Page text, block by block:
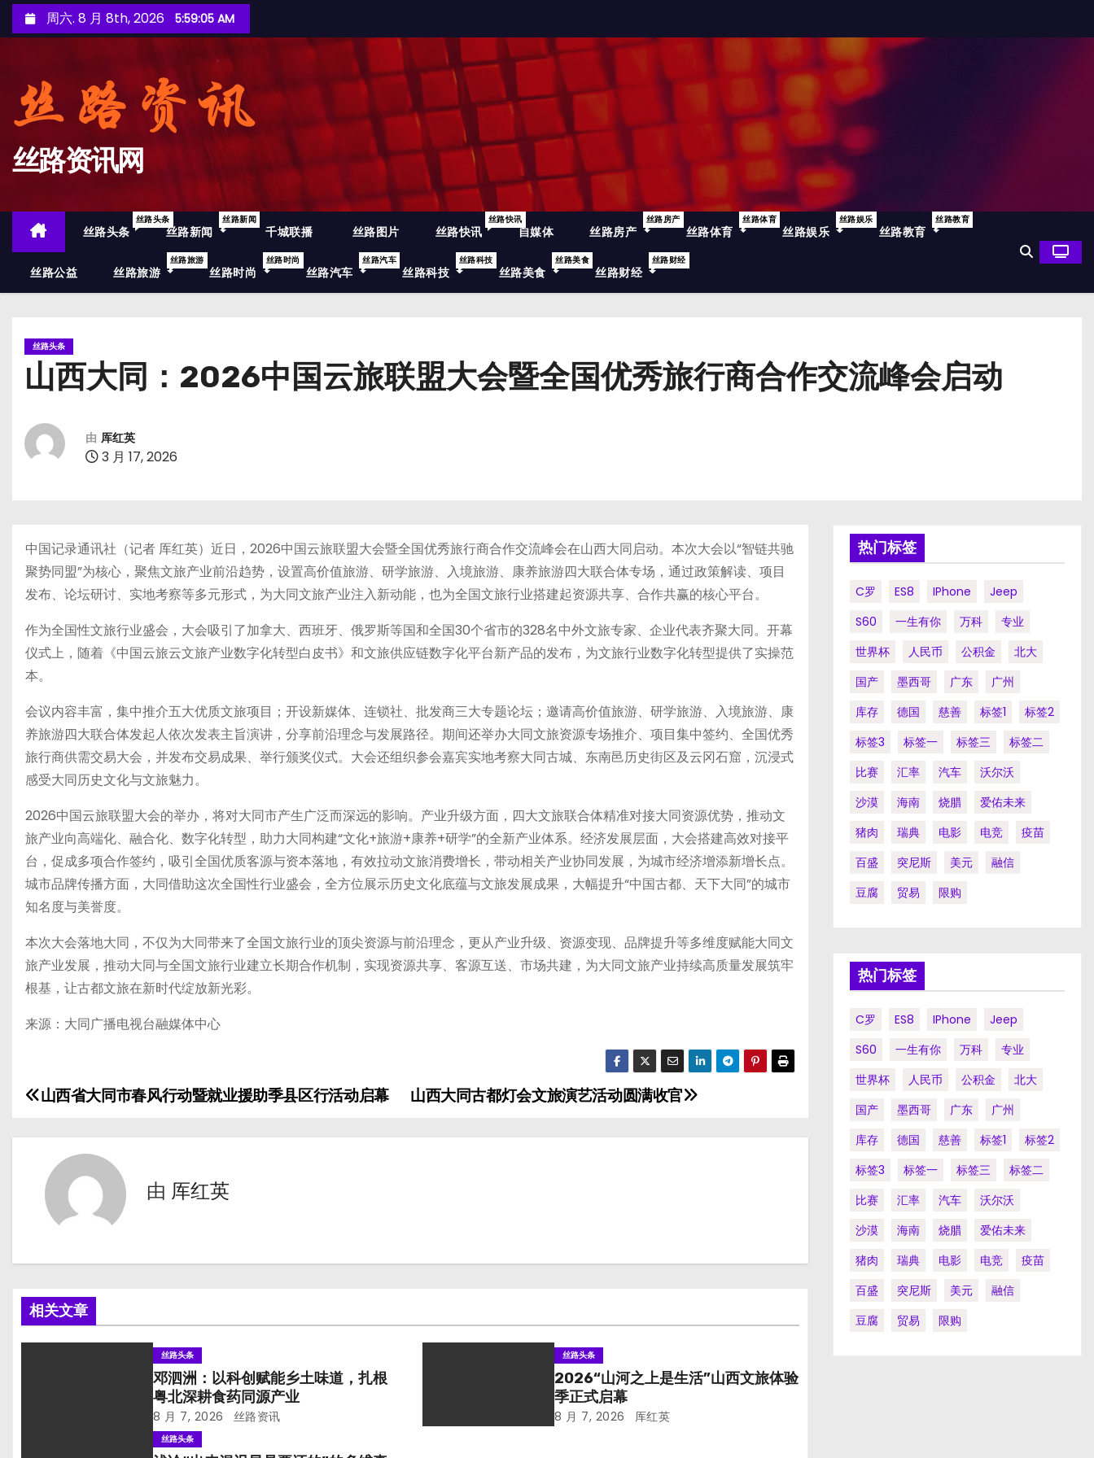
至
周六. 8 月 8th, 2026 5:59:06 AM
丝路资讯网
丝路头条
丝路头条
丝路新闻
丝路新闻
千城联播 丝路图片 丝路快讯
丝路快讯
自媒体 丝路房产
丝路房产
丝路体育
丝路体育
丝路娱乐
丝路娱乐
丝路教育
丝路教育
丝路公益 丝路旅游
丝路旅游
丝路时尚
丝路时尚
丝路汽车
丝路汽车
丝路科技
丝路科技
丝路美食
丝路美食
丝路财经
丝路财经
丝路头条
山西大同：2026中国云旅联盟大会暨全国优秀旅行商合作交流峰会启动
由 厍红英
3 月 17, 2026
中国记录通讯社（记者 厍红英）近日，2026中国云旅联盟大会暨全国优秀旅行商合作交流峰会在山西大同启动。本次大会以“智链共驰
聚势同盟”为核心，聚焦文旅产业前沿趋势，设置高价值旅游、研学旅游、入境旅游、康养旅游四大联合体专场，通过政策解读、项目
发布、论坛研讨、实地考察等多元形式，为大同文旅产业注入新动能，也为全国文旅行业搭建起资源共享、合作共赢的核心平台。
作为全国性文旅行业盛会，大会吸引了加拿大、西班牙、俄罗斯等国和全国30个省市的328名中外文旅专家、企业代表齐聚大同。开幕
仪式上，随着《中国云旅云文旅产业数字化转型白皮书》和文旅供应链数字化平台新产品的发布，为文旅行业数字化转型提供了实操范
本。
会议内容丰富，集中推介五大优质文旅项目；开设新媒体、连锁社、批发商三大专题论坛；邀请高价值旅游、研学旅游、入境旅游、康
养旅游四大联合体发起人依次发表主旨演讲，分享前沿理念与发展路径。期间还举办大同文旅资源专场推介、项目集中签约、全国优秀
旅行商供需交易大会，并发布交易成果、举行颁奖仪式。大会还组织参会嘉宾实地考察大同古城、东南邑历史街区及云冈石窟，沉浸式
感受大同历史文化与文旅魅力。
2026中国云旅联盟大会的举办，将对大同市产生广泛而深远的影响。产业升级方面，四大文旅联合体精准对接大同资源优势，推动文
旅产业向高端化、融合化、数字化转型，助力大同构建“文化+旅游+康养+研学”的全新产业体系。经济发展层面，大会搭建高效对接平
台，促成多项合作签约，吸引全国优质客源与资本落地，有效拉动文旅消费增长，带动相关产业协同发展，为城市经济增添新增长点。
城市品牌传播方面，大同借助这次全国性行业盛会，全方位展示历史文化底蕴与文旅发展成果，大幅提升“中国古都、天下大同”的城市
知名度与美誉度。
本次大会落地大同，不仅为大同带来了全国文旅行业的顶尖资源与前沿理念，更从产业升级、资源变现、品牌提升等多维度赋能大同文
旅产业发展，推动大同与全国文旅行业建立长期合作机制，实现资源共享、客源互送、市场共建，为大同文旅产业持续高质量发展筑牢
根基，让古都文旅在新时代绽放新光彩。
来源：大同广播电视台融媒体中心
文
章
导
航
山西大同古都灯会文旅演艺活动圆满收官
山西省大同市春风行动暨就业援助季县区行活动启幕
由 厍红英
相关文章
丝路头条
邓泗洲：以科创赋能乡土味道，扎根
粤北深耕食药同源产业
8 月 7, 2026 丝路资讯
丝路头条
2026“山河之上是生活”山西文旅体验
季正式启幕
8 月 7, 2026 厍红英
丝路头条
热门标签
C罗 ES8 IPhone
Jeep
S60
一生有你 万科
专业
世界杯
人民币 公积金
北大
国产
墨西哥 广东
广州
库存
德国 慈善 标签1
标签2
标签3
标签一 标签三
标签二
比赛
汇率 汽车
沃尔沃
沙漠
海南 烧腊
爱佑未来
猪肉
瑞典 电影 电竞
疫苗
百盛
突尼斯 美元
融信
豆腐
贸易 限购
热门标签
C罗 ES8 IPhone
Jeep
S60
一生有你 万科
专业
世界杯
人民币 公积金
北大
国产
墨西哥 广东
广州
库存
德国 慈善 标签1
标签2
标签3
标签一 标签三
标签二
比赛
汇率 汽车
沃尔沃
沙漠
海南 烧腊
爱佑未来
猪肉
瑞典 电影 电竞
疫苗
百盛
突尼斯 美元
融信
豆腐
贸易 限购